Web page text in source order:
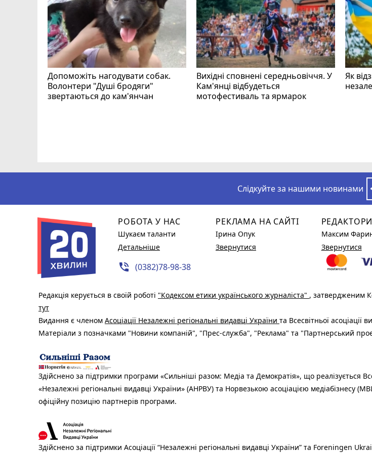
Допоможіть нагодувати собак.
Волонтери "Душі бродяги"
звертаються до кам'янчан
Вихідні сповнені середньовіччя. У
Кам'янці відбудеться
мотофестиваль та ярмарок
Як
Слідкуйте за нашими новинами
РОБОТА У НАС
Шукаєм таланти
Детальніше
phone_in_talk (0382)78-98-38
РЕКЛАМА НА САЙТІ
Ірина Опук
Звернутися
РЕДАКТОРИ
Максим
Звернутися
Редакція керується в своїй роботі "Кодексом етики українського журналіста" , затвердженим
тут
Видання є членом Асоціації Незалежні регіональні видавці України та Всесвітньої асоціації
Матеріали з позначками "Новини компаній", "Прес-служба", "Реклама" та "Партнерський
Здійснено за підтримки програми «Сильніші разом: Медіа та Демократія», що реалізується
«Незалежні регіональні видавці України» (АНРВУ) та Норвезькою асоціацією медіабізнесу
офіційну позицію партнерів програми.
Здійснено за підтримки Асоціації “Незалежні регіональні видавці України” та Foreningen